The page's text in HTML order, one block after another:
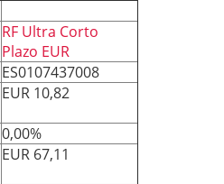
RF Ultra Corto
Plazo EUR
ES0107437008
EUR 10,82
0,00%
EUR 67,11